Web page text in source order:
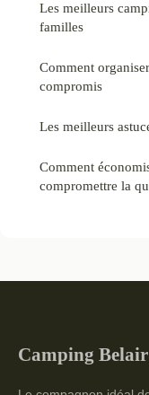
Les meilleurs
familles
Comment
compromis
Les meilleurs
Comment
compromettre la
Camping Belair